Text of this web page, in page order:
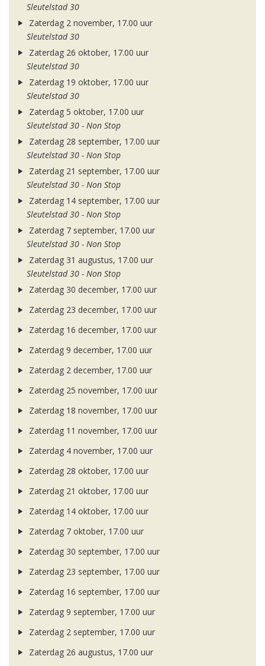
Sleutelstad 30
Zaterdag 2 november, 17.00 uur
Sleutelstad 30
Zaterdag 26 oktober, 17.00 uur
Sleutelstad 30
Zaterdag 19 oktober, 17.00 uur
Sleutelstad 30
Zaterdag 5 oktober, 17.00 uur
Sleutelstad 30 - Non Stop
Zaterdag 28 september, 17.00 uur
Sleutelstad 30 - Non Stop
Zaterdag 21 september, 17.00 uur
Sleutelstad 30 - Non Stop
Zaterdag 14 september, 17.00 uur
Sleutelstad 30 - Non Stop
Zaterdag 7 september, 17.00 uur
Sleutelstad 30 - Non Stop
Zaterdag 31 augustus, 17.00 uur
Sleutelstad 30 - Non Stop
Zaterdag 30 december, 17.00 uur
Zaterdag 23 december, 17.00 uur
Zaterdag 16 december, 17.00 uur
Zaterdag 9 december, 17.00 uur
Zaterdag 2 december, 17.00 uur
Zaterdag 25 november, 17.00 uur
Zaterdag 18 november, 17.00 uur
Zaterdag 11 november, 17.00 uur
Zaterdag 4 november, 17.00 uur
Zaterdag 28 oktober, 17.00 uur
Zaterdag 21 oktober, 17.00 uur
Zaterdag 14 oktober, 17.00 uur
Zaterdag 7 oktober, 17.00 uur
Zaterdag 30 september, 17.00 uur
Zaterdag 23 september, 17.00 uur
Zaterdag 16 september, 17.00 uur
Zaterdag 9 september, 17.00 uur
Zaterdag 2 september, 17.00 uur
Zaterdag 26 augustus, 17.00 uur